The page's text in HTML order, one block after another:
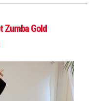
Zumba Gold